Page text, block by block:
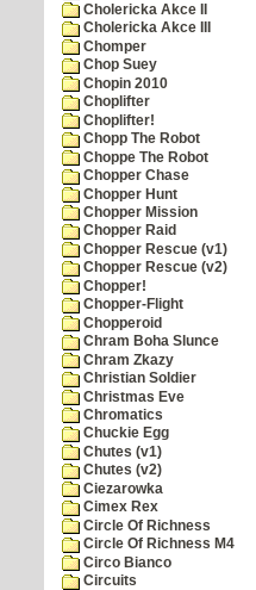
Cholericka Akce II
Cholericka Akce III
Chomper
Chop Suey
Chopin 2010
Choplifter
Choplifter!
Chopp The Robot
Choppe The Robot
Chopper Chase
Chopper Hunt
Chopper Mission
Chopper Raid
Chopper Rescue (v1)
Chopper Rescue (v2)
Chopper!
Chopper-Flight
Chopperoid
Chram Boha Slunce
Chram Zkazy
Christian Soldier
Christmas Eve
Chromatics
Chuckie Egg
Chutes (v1)
Chutes (v2)
Ciezarowka
Cimex Rex
Circle Of Richness
Circle Of Richness M4
Circo Bianco
Circuits